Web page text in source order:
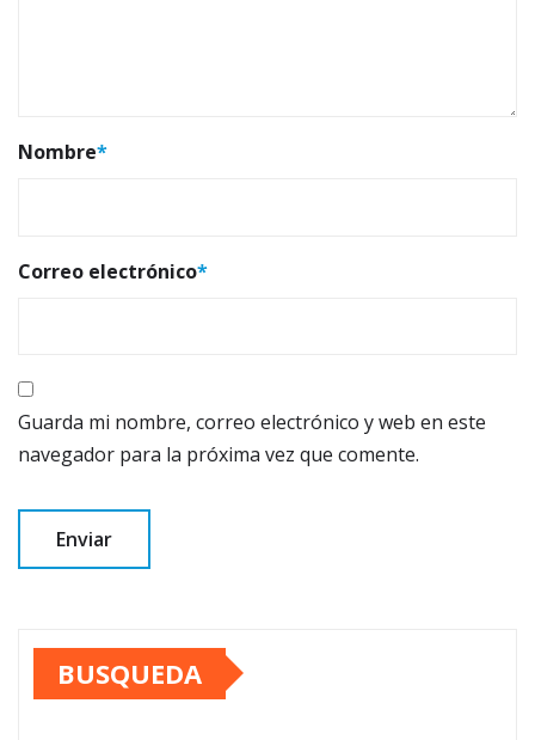
Nombre*
Correo electrónico*
Guarda mi nombre, correo electrónico y web en este
navegador para la próxima vez que comente.
BUSQUEDA